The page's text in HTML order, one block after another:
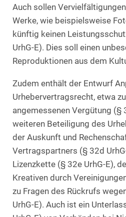
Auch sollen
Werke, wie beispielsweise
künftig keinen
UrhG-E). Dies soll einen
Reproduktionen aus dem
Zudem enthält der Entwurf
Urhebervertragsrecht, etwa
angemessenen Vergütung (§
weiteren Beteiligung des
der Auskunft und
Vertragspartners (§ 32d
Lizenzkette (§ 32e UrhG-E),
Kreativen durch
zu Fragen des Rückrufs
UrhG-E). Auch ist ein